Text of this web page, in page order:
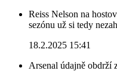
Reiss Nelson na
sezónu už si tedy
18.2.2025 15:41
Arsenal údajně obdrží